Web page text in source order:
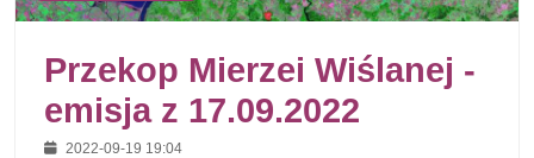
Przekop Mierzei Wiślanej -
emisja z 17.09.2022
2022-09-19 19:04